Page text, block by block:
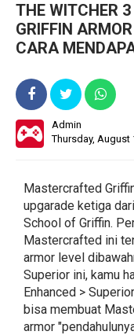
THE WITCHER
GRIFFIN
CARA
Admin
Thursday, August
Mastercrafted
upgarade ketiga
School of Griffin.
Mastercrafted ini
armor level
Superior ini, kamu
Enhanced >
bisa membuat
armor